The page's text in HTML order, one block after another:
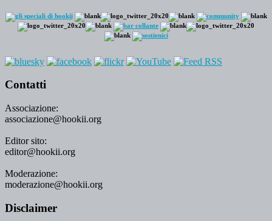
Contatti
Associazione:
associazione@hookii.org
Editor sito:
editor@hookii.org
Moderazione:
moderazione@hookii.org
Disclaimer